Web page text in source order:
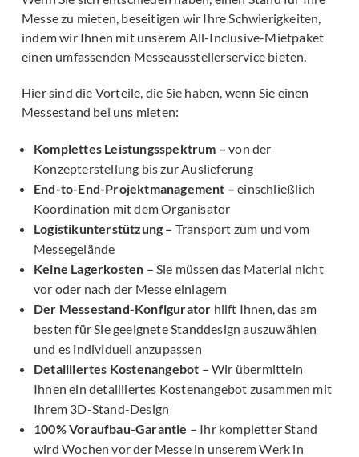
Messe zu mieten, beseitigen wir Ihre Schwierigkeiten,
indem wir Ihnen mit unserem All-Inclusive-Mietpaket
einen umfassenden Messeausstellerservice bieten.
Hier sind die Vorteile, die Sie haben, wenn Sie einen
Messestand bei uns mieten:
Komplettes Leistungsspektrum – von der
Konzepterstellung bis zur Auslieferung
End-to-End-Projektmanagement – einschließlich
Koordination mit dem Organisator
Logistikunterstützung – Transport zum und vom
Messegelände
Keine Lagerkosten – Sie müssen das Material nicht
vor oder nach der Messe einlagern
Der Messestand-Konfigurator hilft Ihnen, das am
besten für Sie geeignete Standdesign auszuwählen
und es individuell anzupassen
Detailliertes Kostenangebot – Wir übermitteln
Ihnen ein detailliertes Kostenangebot zusammen mit
Ihrem 3D-Stand-Design
100% Voraufbau-Garantie – Ihr kompletter Stand
wird Wochen vor der Messe in unserem Werk in